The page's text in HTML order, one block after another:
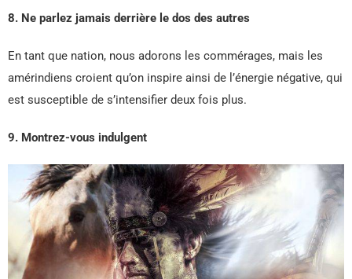
8. Ne parlez jamais derrière le dos des autres
En tant que nation, nous adorons les commérages, mais les
amérindiens croient qu’on inspire ainsi de l’énergie négative, qui
est susceptible de s’intensifier deux fois plus.
9. Montrez-vous indulgent